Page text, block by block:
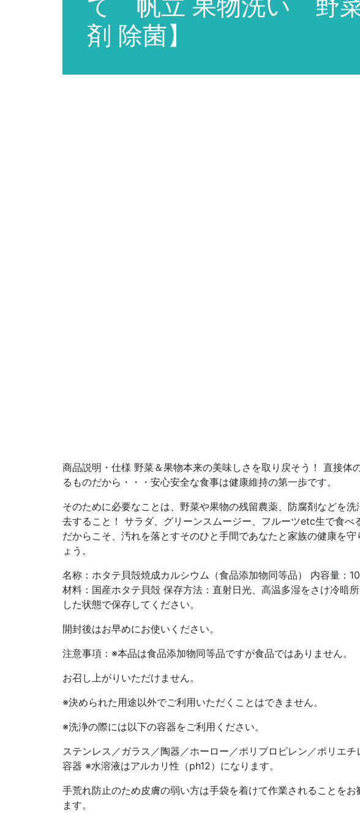
剤 除菌】
商品説明・仕様 野菜＆果物本来の美味しさを取り戻そう！ 直接体
るものだから・・・安心安全な食事は健康維持の第一歩です。
そのために必要なことは、野菜や果物の残留農薬、防腐剤などを洗
去すること！ サラダ、グリーンスムージー、フルーツetc生で食べ
だからこそ、汚れを落とすそのひと手間であなたと家族の健康を守
ょう。
名称：ホタテ貝殻焼成カルシウム（食品添加物同等品） 内容量：
材料：国産ホタテ貝殻 保存方法：直射日光、高温多湿をさけ冷暗
した状態で保存してください。
開封後はお早めにお使いください。
注意事項：※本品は食品添加物同等品ですが食品ではありません。
お召し上がりいただけません。
※決められた用途以外でご利用いただくことはできません。
※洗浄の際には以下の容器をご利用ください。
ステンレス／ガラス／陶器／ホーロー／ポリプロピレン／ポリエチ
容器 ※水溶液はアルカリ性（ph12）になります。
手荒れ防止のため皮膚の弱い方は手袋を着けて作業されることをお
ます。